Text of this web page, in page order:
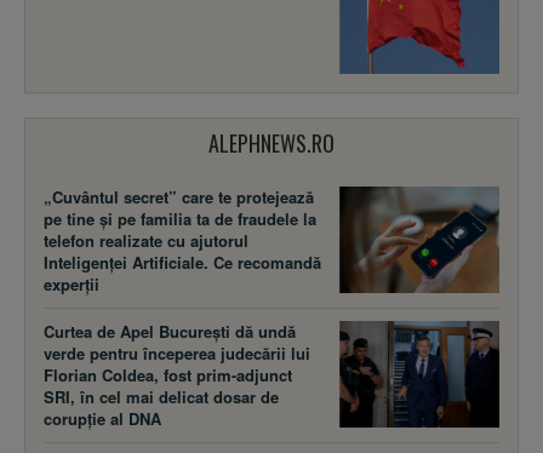
ALEPHNEWS.RO
„Cuvântul secret” care te protejează
pe tine și pe familia ta de fraudele la
telefon realizate cu ajutorul
Inteligenței Artificiale. Ce recomandă
experții
Curtea de Apel București dă undă
verde pentru începerea judecării lui
Florian Coldea, fost prim-adjunct
SRI, în cel mai delicat dosar de
corupție al DNA